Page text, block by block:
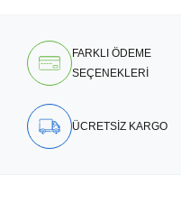
FARKLI ÖDEME
SEÇENEKLERİ
ÜCRETSİZ KARGO